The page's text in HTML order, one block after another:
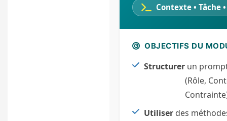
Contexte • Tâche
OBJECTIFS DU
Structurerun
(Rôle,
Utiliserdes